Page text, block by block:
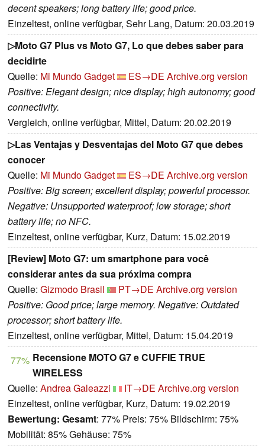
decent speakers; long battery life; good price.
Einzeltest, online verfügbar, Sehr Lang, Datum: 20.03.2019
▷Moto G7 Plus vs Moto G7, Lo que debes saber para
decidirte
Quelle: Mi Mundo Gadget ES→DE Archive.org version
Positive: Elegant design; nice display; high autonomy; good
connectivity.
Vergleich, online verfügbar, Mittel, Datum: 20.02.2019
▷Las Ventajas y Desventajas del Moto G7 que debes
conocer
Quelle: Mi Mundo Gadget ES→DE Archive.org version
Positive: Big screen; excellent display; powerful processor.
Negative: Unsupported waterproof; low storage; short
battery life; no NFC.
Einzeltest, online verfügbar, Kurz, Datum: 15.02.2019
[Review] Moto G7: um smartphone para você
considerar antes da sua próxima compra
Quelle: Gizmodo Brasil PT→DE Archive.org version
Positive: Good price; large memory. Negative: Outdated
processor; short battery life.
Einzeltest, online verfügbar, Mittel, Datum: 15.04.2019
77% Recensione MOTO G7 e CUFFIE TRUE
WIRELESS
Quelle: Andrea Galeazzi IT→DE Archive.org version
Einzeltest, online verfügbar, Kurz, Datum: 19.02.2019
Bewertung: Gesamt: 77% Preis: 75% Bildschirm: 75%
Mobilität: 85% Gehäuse: 75%